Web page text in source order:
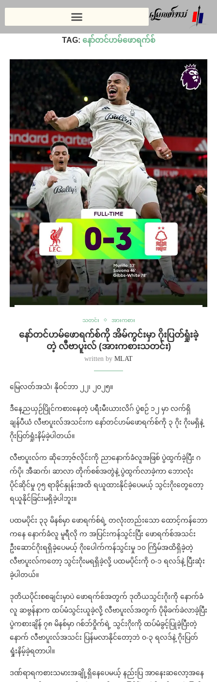
နော်တင်ဟမ်ဖောရက်စ်
TAG: နော်တင်ဟမ်ဖောရက်စ်
သတင်း အားကစား
နော်တင်ဟမ်ဖောရက်စ်ကို အိမ်ကွင်းမှာ ဂိုးပြတ်ရှုံးခဲ့
တဲ့ လီဗာပူးလ် (အားကစားသတင်း)
written by MLAT
မြေလတ်အသံ၊ နိုဝင်ဘာ ၂၂၊ ၂၀၂၅။
ဒီနေ့ညယှဉ်ပြိုင်ကစားနေတဲ့ ပရီးမီးယားလိဂ် ပွဲစဉ် ၁၂ မှာ လက်ရှိ
ချန်ပီယံ လီဗာပူးလ်အသင်းက နော်တင်ဟမ်ဖောရက်စ်ကို ၃ ဂိုး ဂိုးမရှိနဲ့
ဂိုးပြတ်ရှုံးနိမ့်ခဲ့ပါတယ်။
လီဗာပူးလ်က ဆိုဘော့ဇ်လိုင်းကို ညာနောက်ခံလူအဖြစ် ပွဲထွက်ခဲ့ပြီး ဂ
က်ပို၊ အီဆက်၊ ဆာလာ တိုက်စစ်အတွဲနဲ့ ပွဲထွက်လာခဲ့ကာ ဘောလုံး
ပိုင်ဆိုင်မှု ၇၅ ရာခိုင်နှုန်းအထိ ရယူထားနိုင်ခဲ့ပေမယ့် သွင်းဂိုးတွေတော့
ရယူနိုင်ခြင်းမရှိခဲ့ပါဘူး။
ပထမပိုင်း ၃၃ မိနစ်မှာ ဖောရက်စ်ရဲ့ တလုံးတည်းသော ထောင့်ကန်ဘော
ကနေ နောက်ခံလူ မူရီလို က အပြင်းကန်သွင်းပြီး ဖောရက်စ်အသင်း
ဦးဆောင်ဂိုးရရှိခဲ့ပေမယ့် ဂိုးပေါက်ကန်သွင်းမှု ၁၀ ကြိမ်အထိရှိခဲ့တဲ့
လီဗာပူးလ်ကတော့ သွင်းဂိုးမရရှိခဲ့လို့ ပထမပိုင်းကို ၀-၁ ရလဒ်နဲ့ ပြီးဆုံး
ခဲ့ပါတယ်။
ဒုတိယပိုင်းစစချင်းမှာပဲ ဖောရက်စ်အတွက် ဒုတိယသွင်းဂိုးကို နောက်ခံ
လူ ဆဗွန်နာက ထပ်မံသွင်းယူခဲ့လို့ လီဗာပူးလ်အတွက် ပိုမိုခက်ခဲလာခဲ့ပြီး
ပွဲကစားချိန် ၇၈ မိနစ်မှာ ဂစ်ဘ်ဝှိုက်ရဲ့ သွင်းဂိုးကို ထပ်မံခွင့်ပြုခဲ့ပြီးတဲ့
နောက် လီဗာပူးလ်အသင်း ပြန်မလာနိုင်တော့ဘဲ ၀-၃ ရလဒ်နဲ့ ဂိုးပြတ်
ရှုံးနိမ့်ခဲ့ရတာပါ။
ဒဏ်ရာရကစားသမားအချို့ရှိနေပေမယ့် နည်းပြ အာနေးဆလော့အနေ